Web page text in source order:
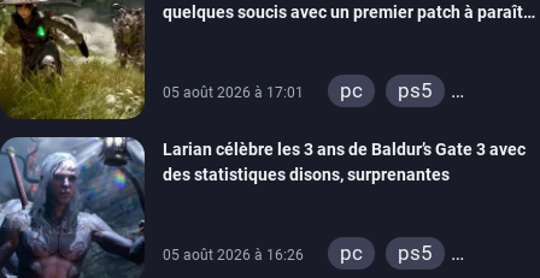
quelques soucis avec un premier patch à paraître
05 août 2026 à 17:01 pc
ps5
Larian célèbre les 3 ans de Baldur’s Gate 3 avec
des statistiques disons, surprenantes
05 août 2026 à 16:26 pc
ps5